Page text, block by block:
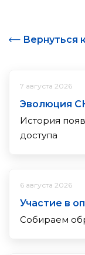
Вернуться
7 августа 2026
Эволюция
История
доступа
6 августа 2026
Участие в
Собираем